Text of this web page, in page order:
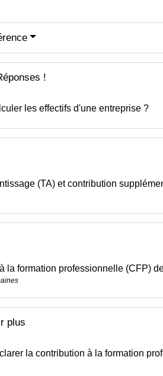
!
les effectifs d'une entreprise ?
(TA) et contribution
la formation professionnelle (CFP)
plus
la contribution à la formation